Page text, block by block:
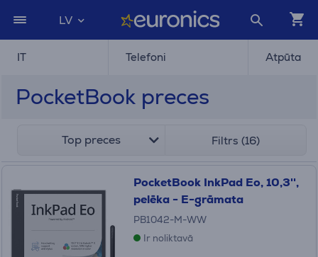
LV
IT Telefoni Atpūta
PocketBook preces
Top preces Filtrs (16)
PocketBook InkPad Eo, 10,3'',
pelēka - E-grāmata
PB1042-M-WW
Ir noliktavā